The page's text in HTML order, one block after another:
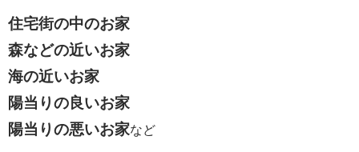
住宅街の中のお家
森などの近いお家
海の近いお家
陽当りの良いお家
陽当りの悪いお家など